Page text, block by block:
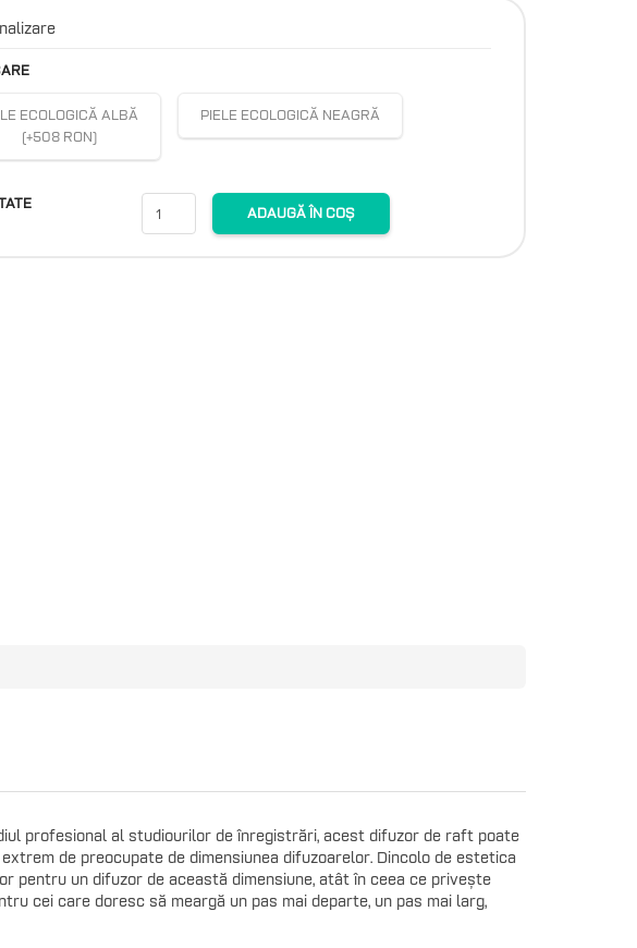
ECOLOGICĂ ALBĂ
(+508 RON)
PIELE ECOLOGICĂ NEAGRĂ
ADAUGĂ ÎN COȘ
profesional al studiourilor de înregistrări, acest difuzor de raft poate
de preocupate de dimensiunea difuzoarelor. Dincolo de estetica
pentru un difuzor de această dimensiune, atât în ceea ce privește
cei care doresc să meargă un pas mai departe, un pas mai larg,